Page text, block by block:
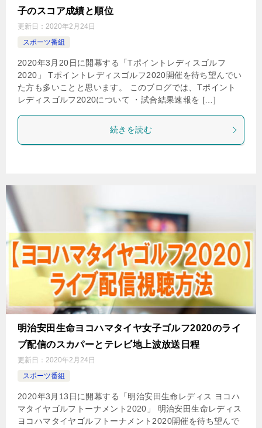
子のスコア成績と順位
更新日： 2020年2月24日
スポーツ番組
2020年3月20日に開幕する「Tポイントレディスゴルフ
2020」 Tポイントレディスゴルフ2020開催を待ち望んでい
た方も多いことと思います。 このブログでは、Tポイント
レディスゴルフ2020について ・試合結果速報を […]
続きを読む
明治安田生命ヨコハマタイヤ女子ゴルフ2020のライ
ブ配信のスカパーとテレビ地上波放送日程
更新日： 2020年2月24日
スポーツ番組
2020年3月13日に開幕する「明治安田生命レディス ヨコハ
マタイヤゴルフトーナメント2020」 明治安田生命レディス
ヨコハマタイヤゴルフトーナメント2020開催を待ち望んで